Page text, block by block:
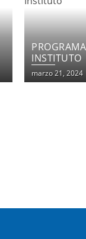
LOS
DE
PATRIA
marzo 21, 2024